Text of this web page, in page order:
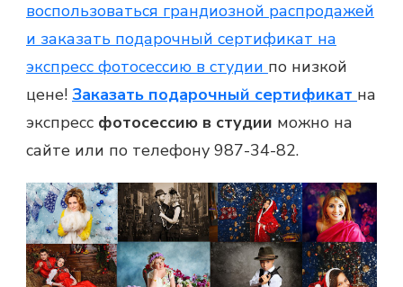
воспользоваться грандиозной распродажей
и заказать подарочный сертификат на
экспресс фотосессию в студии по низкой
цене! Заказать подарочный сертификат на
экспресс фотосессию в студии можно на
сайте или по телефону 987-34-82.